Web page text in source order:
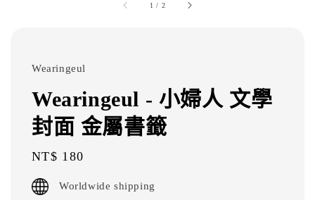
1 / 2
Wearingeul
Wearingeul - 小婦人 文學
封面 金屬書籤
Regular
price
NT$ 180
Worldwide shipping